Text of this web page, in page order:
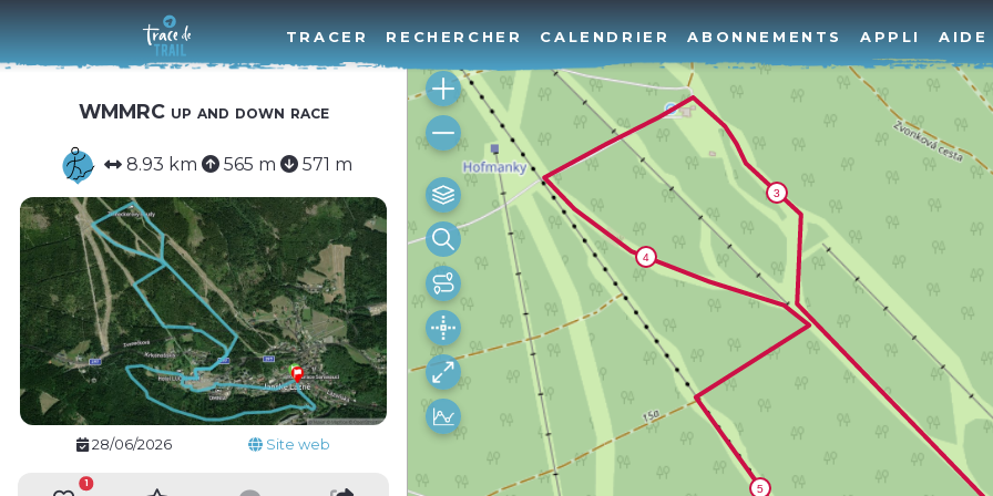
TRACER RECHERCHER CALENDRIER ABONNEMENTS APPLI AIDE
WMMRC up and down race
8.93 km 565 m 571 m
28/06/2026 Site web
1